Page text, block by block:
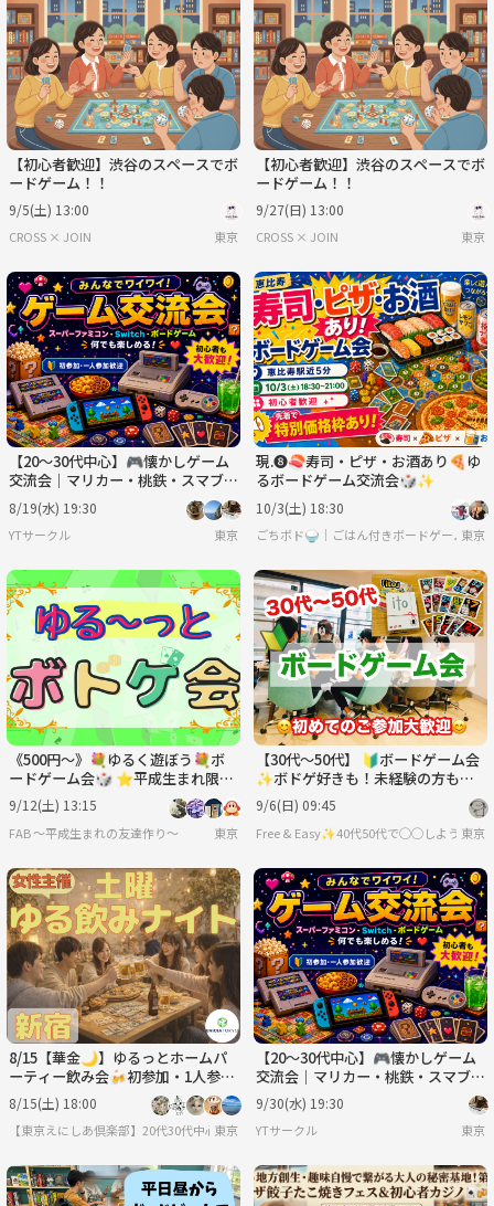
【初心者歓迎】渋谷のスペースでボ
ードゲーム！！
9/5(土) 13:00
CROSS × JOIN 東京
【初心者歓迎】渋谷のスペースでボ
ードゲーム！！
9/27(日) 13:00
CROSS × JOIN 東京
【20〜30代中心】🎮懐かしゲーム
交流会｜マリカー・桃鉄・スマブラ
で盛り上がろう！
8/19(水) 19:30
YTサークル 東京
現.❽🍣寿司・ピザ・お酒あり🍕ゆ
るボードゲーム交流会🎲✨
10/3(土) 18:30
ごちボド🍚｜ごはん付きボードゲーム会🎲
東京
《500円〜》💐ゆるく遊ぼう💐ボ
ードゲーム会🎲 ⭐︎平成生まれ限定
⭐︎
9/12(土) 13:15
FAB 〜平成生まれの友達作り〜 東京
【30代〜50代】 🔰ボードゲーム会
✨ボドゲ好きも！未経験の方も！
難しいルールは一切なし🙆‍♀️
9/6(日) 09:45
Free & Easy✨40代50代で◯◯しようの会
東京
8/15【華金🌙】ゆるっとホームパ
ーティー飲み会🍻初参加・1人参加
多数！
8/15(土) 18:00
【東京えにしあ倶楽部】20代30代中心！社会人のための“もうひとつの居場所”
東京
【20〜30代中心】🎮懐かしゲーム
交流会｜マリカー・桃鉄・スマブラ
で盛り上がろう！
9/30(水) 19:30
YTサークル 東京